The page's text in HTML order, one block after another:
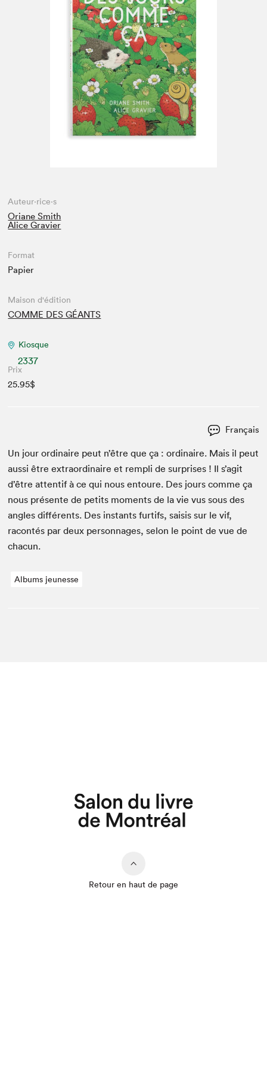
Espace médias
Auteur·rice·s
Oriane Smith
Alice Gravier
Format
Papier
Maison d'édition
COMME DES GÉANTS
Kiosque
2337
Prix
25.95$
Français
Un jour ordi­naire peut n’être que ça : ordi­naire. Mais il peut
aus­si être extra­or­di­naire et rem­pli de sur­pris­es ! Il s’agit
d’être atten­tif à ce qui nous entoure. Des jours comme ça
nous présente de petits moments de la vie vus sous des
angles dif­férents. Des instants fur­tifs, sai­sis sur le vif,
racon­tés par deux per­son­nages, selon le point de vue de
chacun.
Albums jeunesse
Retour en haut de page